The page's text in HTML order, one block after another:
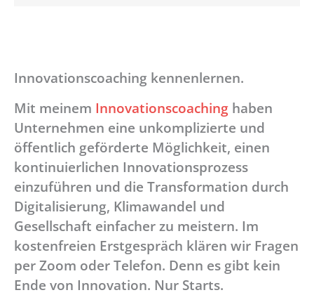
Innovationscoaching kennenlernen.
Mit meinem Innovationscoaching haben
Unternehmen eine unkomplizierte und
öffentlich geförderte Möglichkeit, einen
kontinuierlichen Innovationsprozess
einzuführen und die Transformation durch
Digitalisierung, Klimawandel und
Gesellschaft einfacher zu meistern. Im
kostenfreien Erstgespräch klären wir Fragen
per Zoom oder Telefon. Denn es gibt kein
Ende von Innovation. Nur Starts.